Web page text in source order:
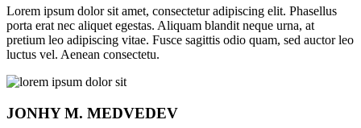
Lorem ipsum dolor sit amet, consectetur adipiscing elit. Phasellus
porta erat nec aliquet egestas. Aliquam blandit neque urna, at
pretium leo adipiscing vitae. Fusce sagittis odio quam, sed auctor leo
luctus vel. Aenean consectetu.
JONHYM. MEDVEDEV